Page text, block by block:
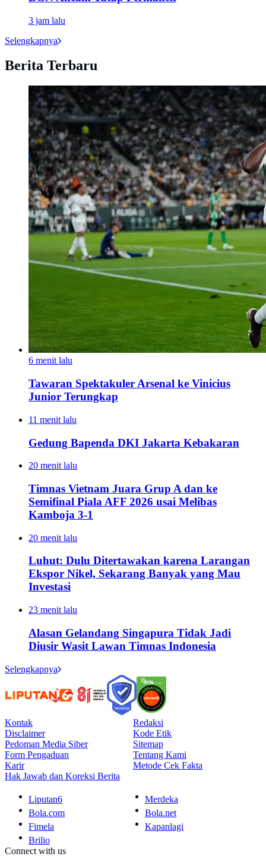
3 jam lalu
Selengkapnya
Berita Terbaru
6 menit lalu
Tawaran Spektakuler Arsenal ke Vinicius
Junior Terungkap
11 menit lalu
Gedung Bapenda DKI Jakarta Kebakaran
20 menit lalu
Timnas Vietnam Juara Grup A dan ke
Semifinal Piala AFF 2026 usai Melibas
Kamboja 3-1
20 menit lalu
Luhut: Dulu Ditertawakan karena Larangan
Ekspor Nikel, Sekarang Banyak yang Mau
Investasi
23 menit lalu
Alasan Gelandang Singapura Tidak Jadi
Diusir Wasit Lawan Timnas Indonesia
Selengkapnya
Kontak
Redaksi
Disclaimer
Kode Etik
Pedoman Media Siber
Sitemap
Form Pengaduan
Tentang Kami
Karir
Metode Cek Fakta
Hak Jawab dan Koreksi Berita
Liputan6
Merdeka
Bola.com
Bola.net
Fimela
Kapanlagi
Brilio
Connect with us